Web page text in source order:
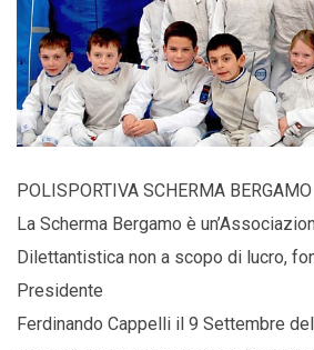
POLISPORTIVA SCHERMA BERGAMO
La Scherma Bergamo è
Dilettantistica non a scopo di lucro,
Presidente
Ferdinando Cappelli il 9 Settembre